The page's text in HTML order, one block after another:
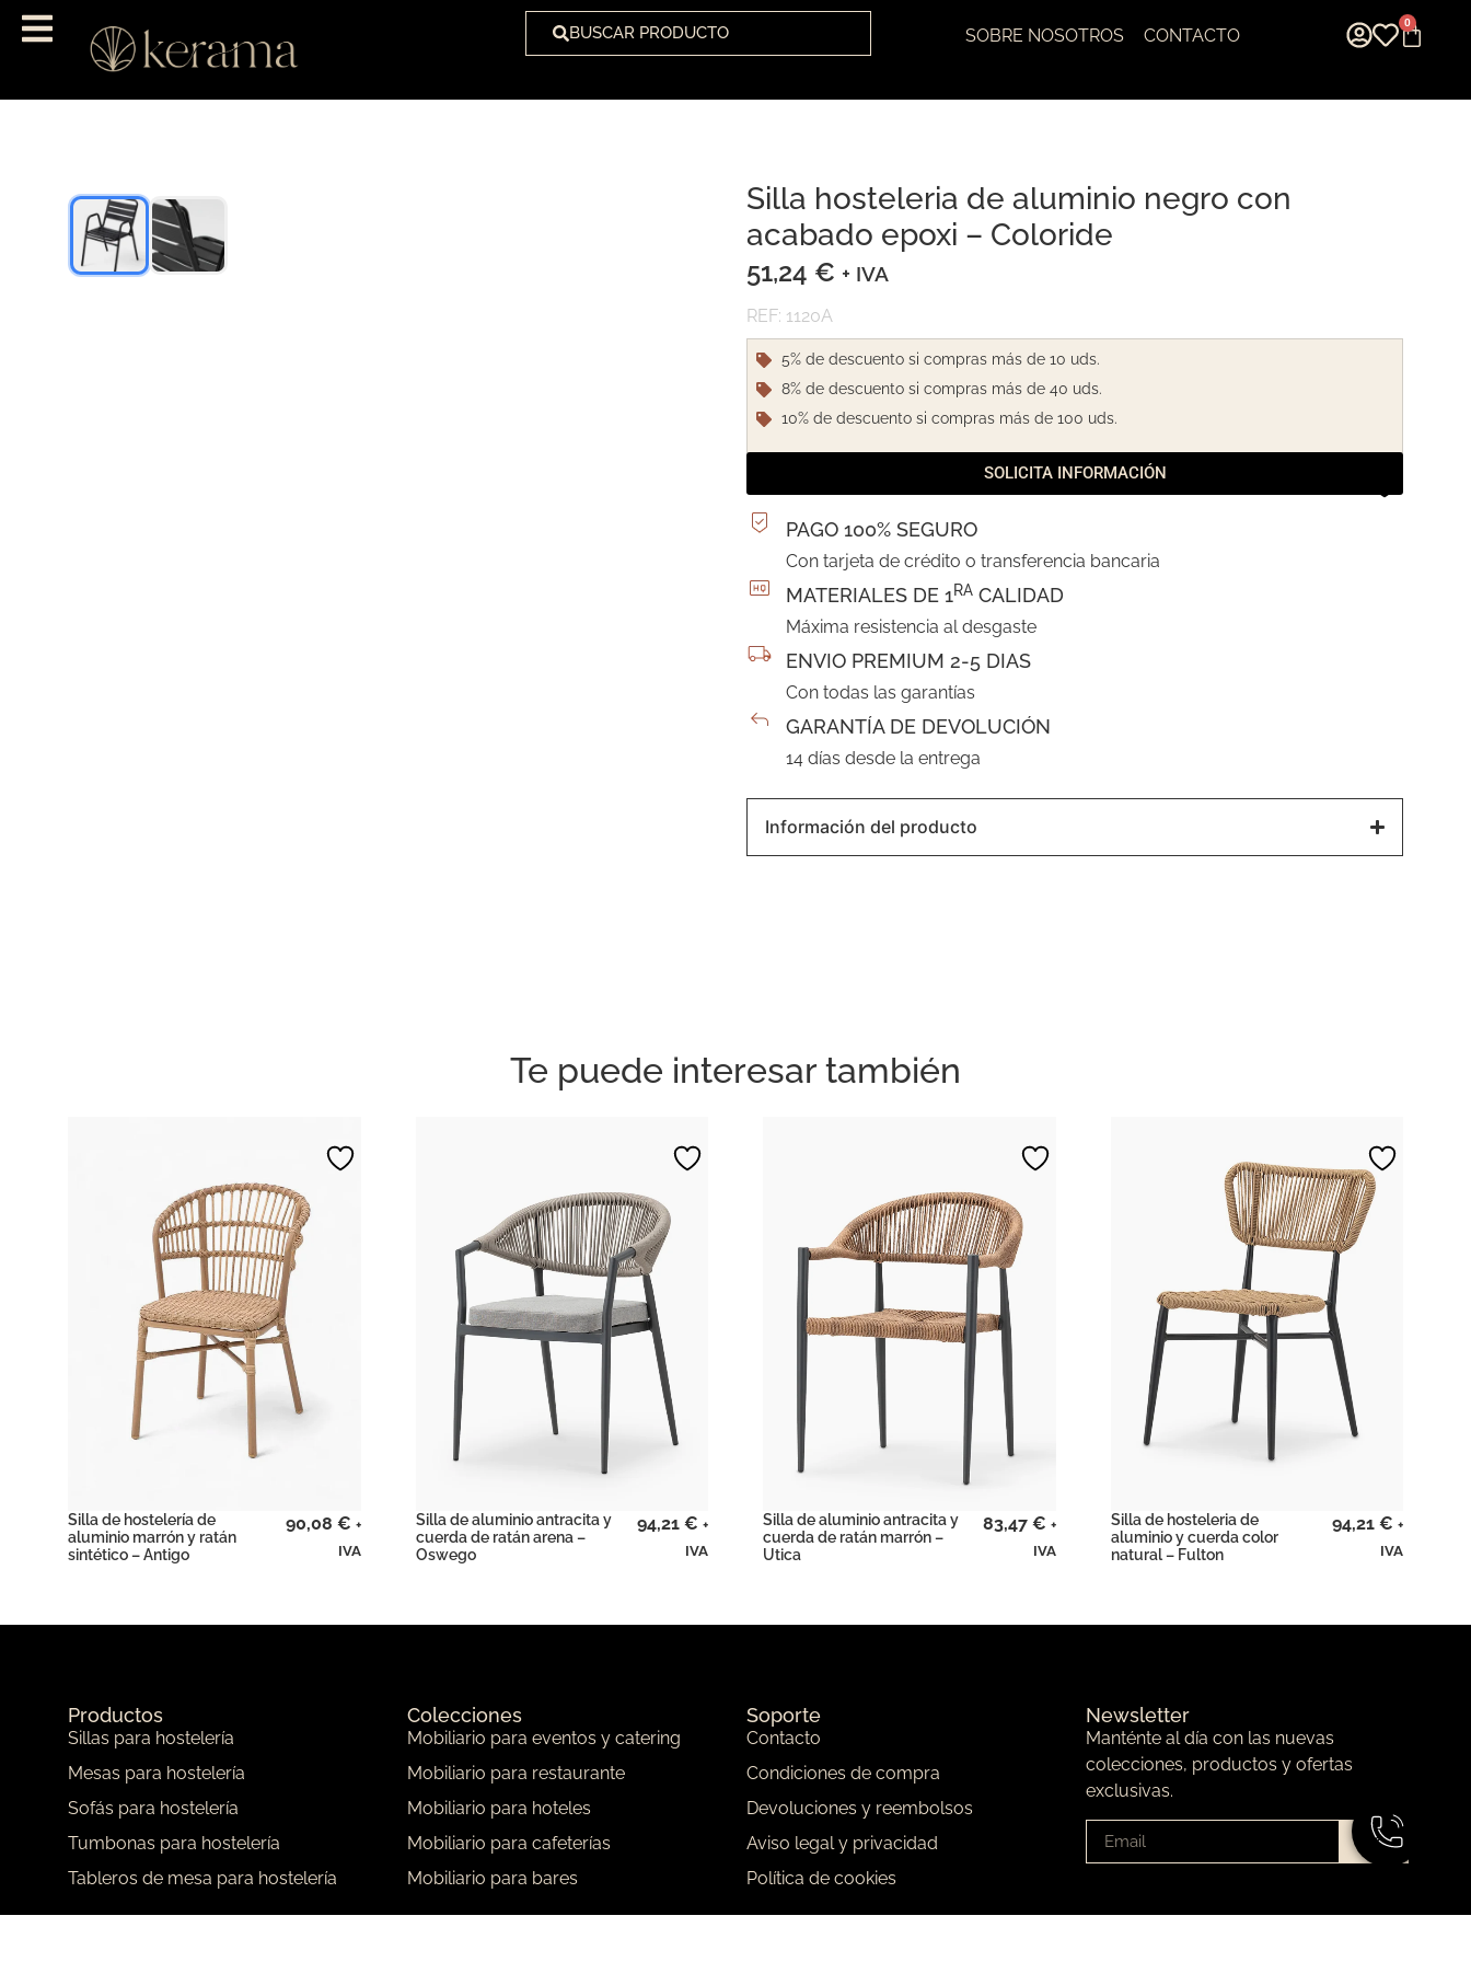
BUSCAR PRODUCTO SOBRE NOSOTROS CONTACTO
0
Silla hosteleria de aluminio negro con
acabado epoxi – Coloride
51,24 € + IVA
REF: 1120A
5% de descuento si compras más de 10 uds.
8% de descuento si compras más de 40 uds.
10% de descuento si compras más de 100 uds.
SOLICITA INFORMACIÓN
PAGO 100% SEGURO
Con tarjeta de crédito o transferencia bancaria
MATERIALES DE 1RA CALIDAD
Máxima resistencia al desgaste
ENVIO PREMIUM 2-5 DIAS
Con todas las garantías
GARANTÍA DE DEVOLUCIÓN
14 días desde la entrega
Información del producto
Te puede interesar también
Silla de hostelería de
aluminio marrón y ratán
sintético – Antigo
90,08 € +
IVA
Silla de aluminio antracita y
cuerda de ratán arena –
Oswego
94,21 € +
IVA
Silla de aluminio antracita y
cuerda de ratán marrón –
Utica
83,47 € +
IVA
Silla de hosteleria de
aluminio y cuerda color
natural – Fulton
94,21 € +
IVA
Productos
Sillas para hostelería
Mesas para hostelería
Sofás para hostelería
Tumbonas para hostelería
Tableros de mesa para hostelería
Colecciones
Mobiliario para eventos y catering
Mobiliario para restaurante
Mobiliario para hoteles
Mobiliario para cafeterías
Mobiliario para bares
Soporte
Contacto
Condiciones de compra
Devoluciones y reembolsos
Aviso legal y privacidad
Política de cookies
Newsletter
Manténte al día con las nuevas
colecciones, productos y ofertas
exclusivas.